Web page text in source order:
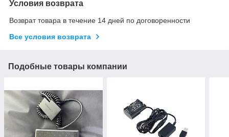
Условия возврата
Возврат товара в течение 14 дней по договоренности
Все условия возврата
Подобные товары компании